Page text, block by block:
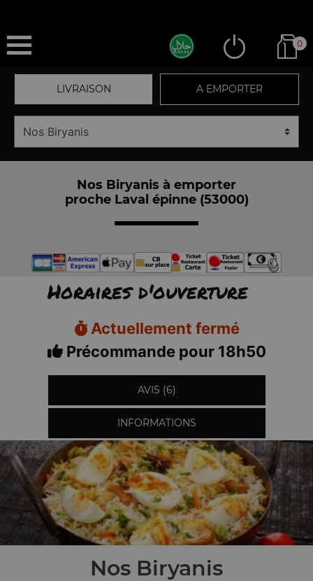
0
LIVRAISON A EMPORTER
Nos Biryanis à emporter
proche Laval épinne (53000)
Horaires d'ouverture
Actuellement fermé
Précommande pour 18h50
AVIS (6)
INFORMATIONS
Nos Biryanis